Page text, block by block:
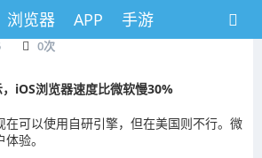
浏览器 APP 手游
0次
iOS浏览器速度比微软慢30%
在可以使用自研引擎，但在美国则不行。微
验。